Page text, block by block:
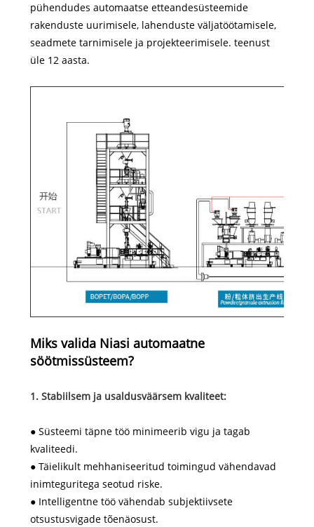
pühendudes automaatse etteandesüsteemide
rakenduste uurimisele, lahenduste väljatöötamisele,
seadmete tarnimisele ja projekteerimisele. teenust
üle 12 aasta.
Miks valida Niasi automaatne
söötmissüsteem?
1. Stabiilsem ja usaldusväärsem kvaliteet:
● Süsteemi täpne töö minimeerib vigu ja tagab
kvaliteedi.
● Täielikult mehhaniseeritud toimingud vähendavad
inimteguritega seotud riske.
● Intelligentne töö vähendab subjektiivsete
otsustusvigade tõenäosust.